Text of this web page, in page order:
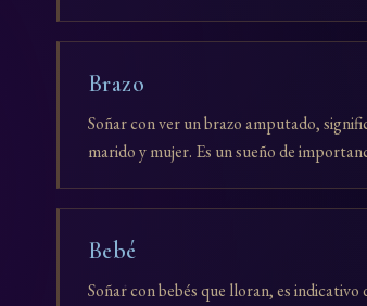
Brazo
Soñar con ver un brazo amputado,
marido y mujer. Es un sueño de
Bebé
Soñar con bebés que lloran, es